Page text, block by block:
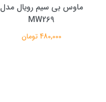
ماوس بی سیم رویال مدل
MW269
480,000 تومان